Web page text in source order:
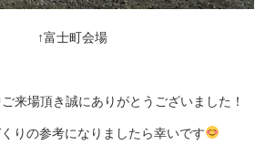
↑富士町会場
来場頂き誠にありがとうございました！
りの参考になりましたら幸いです